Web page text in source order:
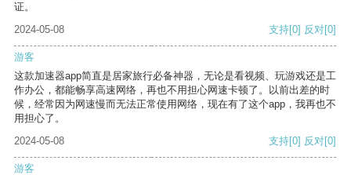
证。
2024-05-08
支持[0] 反对[0]
游客
这款加速器app简直是居家旅行必备神器，无论是看视频、玩游戏还是工
作办公，都能畅享高速网络，再也不用担心网速卡顿了。以前出差的时
候，经常因为网速慢而无法正常使用网络，现在有了这个app，我再也不
用担心了。
2024-05-08
支持[0] 反对[0]
游客